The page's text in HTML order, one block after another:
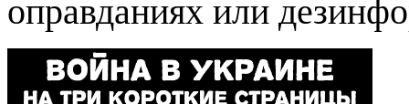
оправданиях или